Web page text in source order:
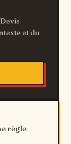
et du
règle